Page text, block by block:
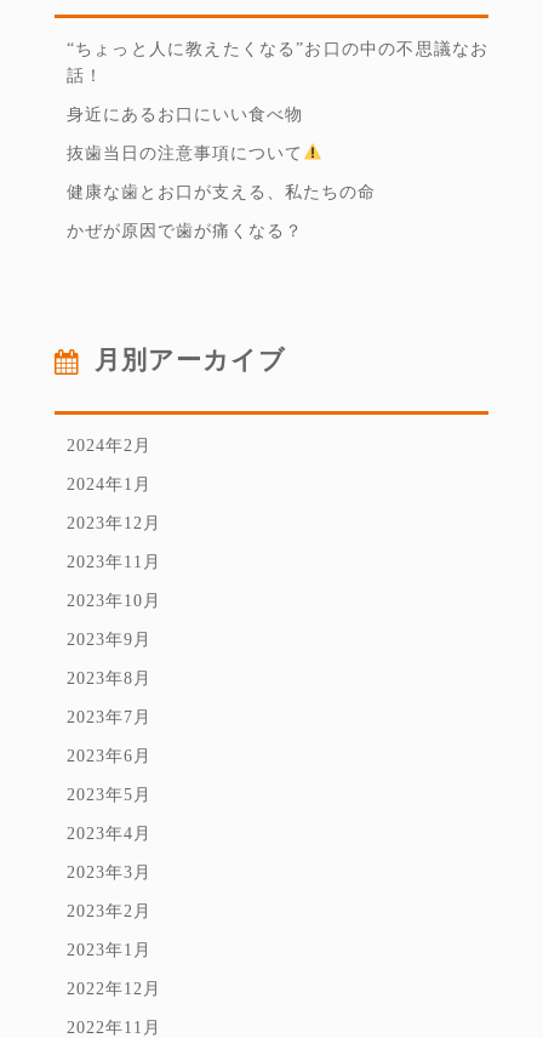
“ちょっと人に教えたくなる”お口の中の不思議なお
話！
身近にあるお口にいい食べ物
抜歯当日の注意事項について
健康な歯とお口が支える、私たちの命
かぜが原因で歯が痛くなる？
月別アーカイブ
2024年2月
2024年1月
2023年12月
2023年11月
2023年10月
2023年9月
2023年8月
2023年7月
2023年6月
2023年5月
2023年4月
2023年3月
2023年2月
2023年1月
2022年12月
2022年11月